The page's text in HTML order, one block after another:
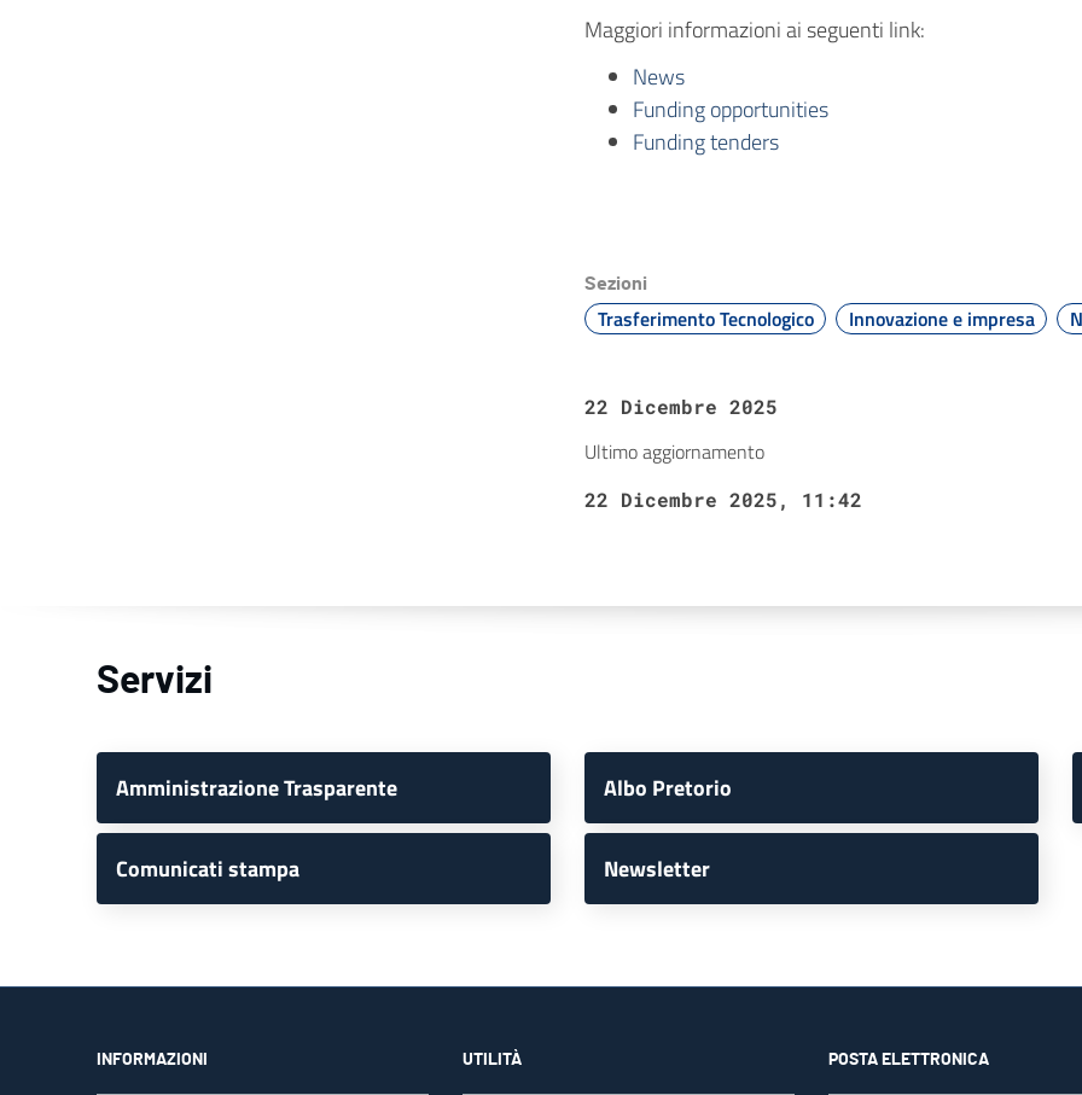
Maggiori informazioni ai seguenti link:
News
Funding opportunities
Funding tenders
Sezioni
Trasferimento Tecnologico Innovazione e impresa
22 Dicembre 2025
Ultimo aggiornamento
22 Dicembre 2025, 11:42
Servizi
Amministrazione Trasparente
Comunicati stampa
Albo Pretorio
Newsletter
INFORMAZIONI UTILITÀ POSTA ELETTRONICA